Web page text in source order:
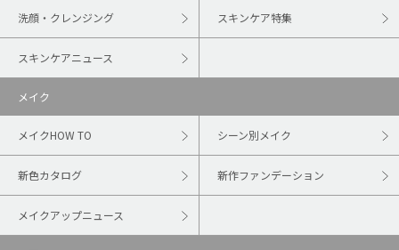
洗顔・クレンジング スキンケア特集
スキンケアニュース
メイク
メイクHOW TO シーン別メイク
新色カタログ 新作ファンデーション
メイクアップニュース